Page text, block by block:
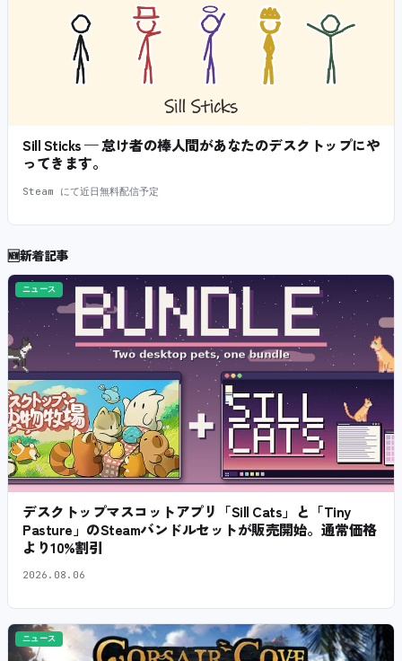
Sill Sticks — 怠け者の棒人間があなたのデスクトップにや
ってきます。
Steam にて近日無料配信予定
🆕新着記事
ニュース
デスクトップマスコットアプリ「Sill Cats」と「Tiny
Pasture」のSteamバンドルセットが販売開始。通常価格
より10%割引
2026.08.06
ニュース